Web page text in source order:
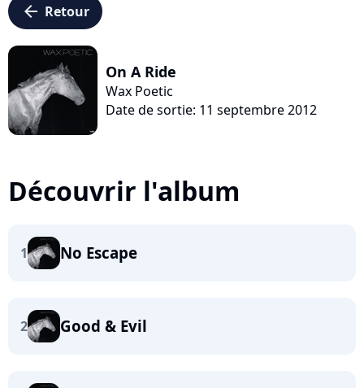
arrow_left Retour
On A Ride
Wax Poetic
Date de sortie: 11 septembre 2012
Découvrir l'album
1 No Escape
2 Good & Evil